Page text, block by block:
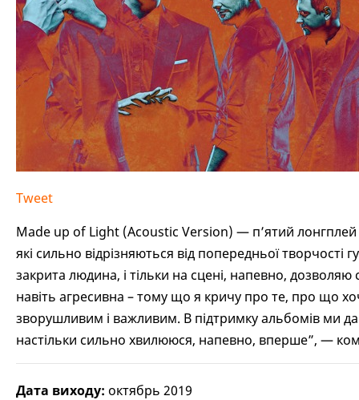
Tweet
Made up of Light (Acoustic Version) — п’ятий лонгплей
які сильно відрізняються від попередньої творчості
закрита людина, і тільки на сцені, напевно,
навіть агресивна – тому що я кричу про те, про що
зворушливим і важливим. В підтримку альбомів ми
настільки сильно хвилююся, напевно, вперше”, —
Дата виходу: октябрь 2019